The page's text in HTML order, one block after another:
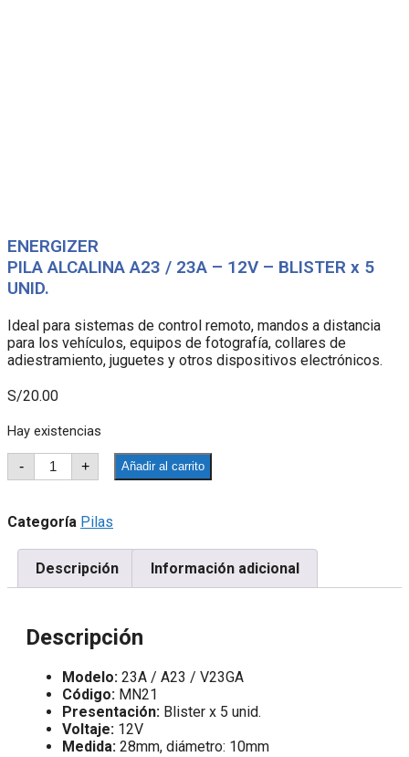
ENERGIZER
PILA ALCALINA A23 / 23A – 12V – BLISTER x 5
UNID.
Ideal para sistemas de control remoto, mandos a distancia
para los vehículos, equipos de fotografía, collares de
adiestramiento, juguetes y otros dispositivos electrónicos.
S/20.00
Hay existencias
-
ENERGIZER
PILA
/
23A
-
12V
-
BLISTER
UNID.
cantidad
+ Añadir al carrito
Categoría Pilas
Descripción Información adicional
Descripción
Modelo: 23A / A23 / V23GA
Código: MN21
Presentación: Blister x 5 unid.
Voltaje: 12V
Medida: 28mm, diámetro: 10mm